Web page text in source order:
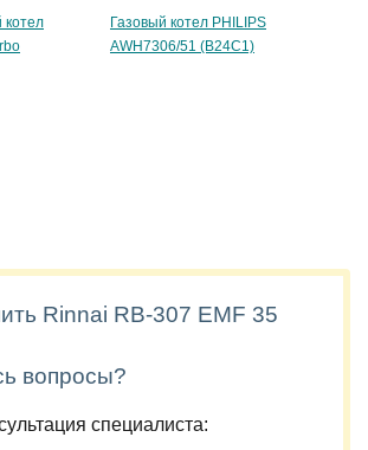
котел
Газовый котел PHILIPS
AWH7306/51 (B24C1)
Rinnai RB-307 EMF 35
вопросы?
специалиста: